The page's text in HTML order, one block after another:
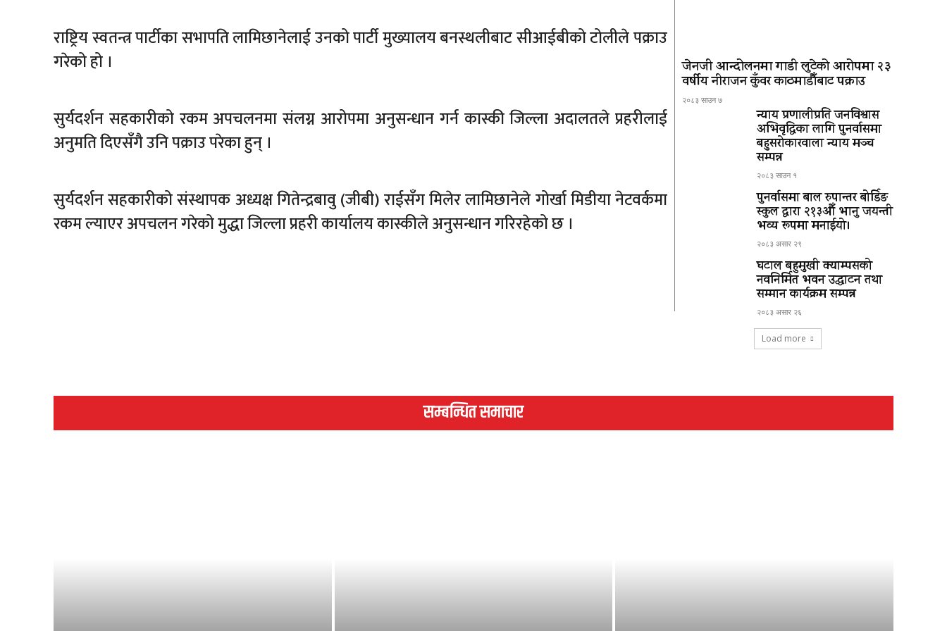
राष्ट्रिय स्वतन्त्र पार्टीका सभापति लामिछानेलाई उनको पार्टी मुख्यालय बनस्थलीबाट सीआईबीको टोलीले पक्राउ
गरेको हो ।
सुर्यदर्शन सहकारीको रकम अपचलनमा संलग्न आरोपमा अनुसन्धान गर्न कास्की जिल्ला अदालतले प्रहरीलाई
अनुमति दिएसँगै उनि पक्राउ परेका हुन् ।
सुर्यदर्शन सहकारीको संस्थापक अध्यक्ष गितेन्द्रबावु (जीबी) राईसँग मिलेर लामिछानेले गोर्खा मिडीया नेटवर्कमा
रकम ल्याएर अपचलन गरेको मुद्धा जिल्ला प्रहरी कार्यालय कास्कीले अनुसन्धान गरिरहेको छ ।
जेनजी आन्दोलनमा गाडी लुटेको आरोपमा २३
वर्षीय नीराजन कुँवर काठमाडौँबाट पक्राउ
२०८३ साउन ७
न्याय प्रणालीप्रति जनविश्वास
अभिवृद्धिका लागि पुनर्वासमा
बहुसरोकारवाला न्याय मञ्च
सम्पन्न
२०८३ साउन १
पुनर्वासमा बाल रुपान्तर बोर्डिङ
स्कुल द्धारा २१३औँ भानु जयन्ती
भव्य रूपमा मनाईयो।
२०८३ असार २९
घटाल बहुमुखी क्याम्पसको
नवनिर्मित भवन उद्घाटन तथा
सम्मान कार्यक्रम सम्पन्न
२०८३ असार २६
Load more
सम्बन्धित समाचार